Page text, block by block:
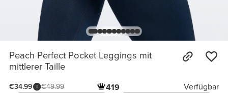
Peach Perfect Pocket Leggings mit
mittlerer Taille
€34.99 €49.99 419
Verfügbar